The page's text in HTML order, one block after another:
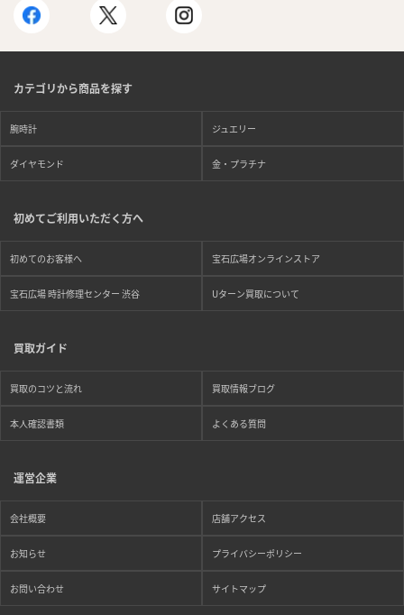
カテゴリから商品を探す
腕時計 ジュエリー
ダイヤモンド 金・プラチナ
初めてご利用いただく方へ
初めてのお客様へ 宝石広場オンラインストア
宝石広場 時計修理センター 渋谷 Uターン買取について
買取ガイド
買取のコツと流れ 買取情報ブログ
本人確認書類 よくある質問
運営企業
会社概要 店舗アクセス
お知らせ プライバシーポリシー
お問い合わせ サイトマップ